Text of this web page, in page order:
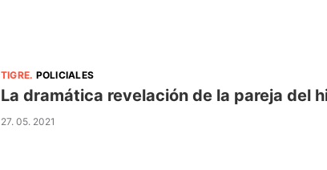
TIGRE. POLICIALES
La dramática revelación de la pareja del
27. 05. 2021